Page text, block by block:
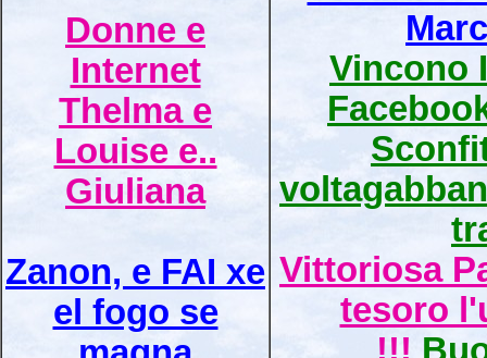
Donne e
Internet
Thelma e
Louise e..
Giuliana
Zanon, e FAI xe
el fogo se
Vincono
Vittoriosa
tesoro